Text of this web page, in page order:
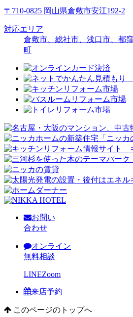
〒710-0825 岡山県倉敷市安江192-2
対応エリア
倉敷市、総社市、浅口市、都
町
お問い
合わせ
オンライン
無料相談
LINEZoom
来店予約
このページのトップへ